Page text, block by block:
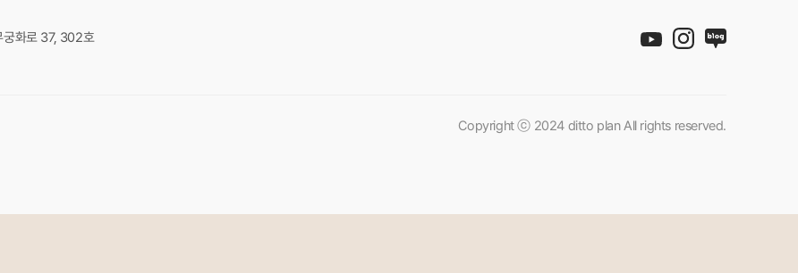
궁화로 37, 302호
Copyright ⓒ 2024 ditto plan All rights reserved.